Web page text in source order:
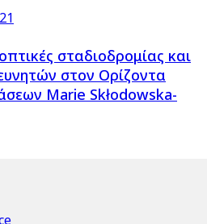
σταδιοδρομίας και
στον Ορίζοντα
Marie Skłodowska-